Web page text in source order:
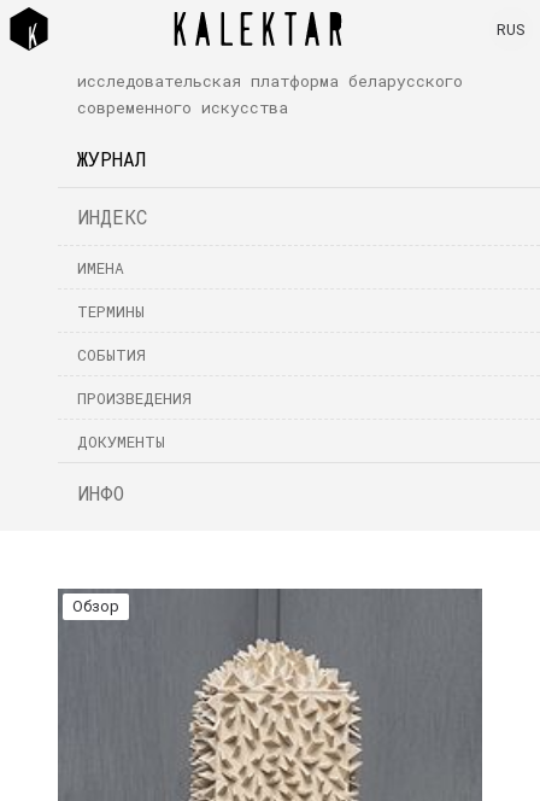
исследовательская платформа беларусского
современного искусства
ЖУРНАЛ
ИНДЕКС
ИМЕНА
ТЕРМИНЫ
СОБЫТИЯ
ПРОИЗВЕДЕНИЯ
ДОКУМЕНТЫ
ИНФО
RUS
Обзор